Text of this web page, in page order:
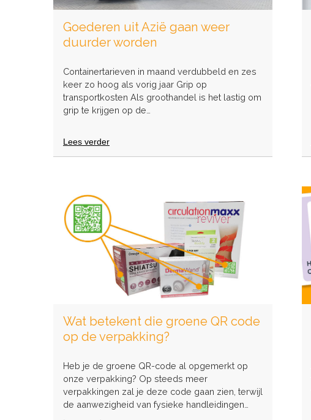
Goederen uit Azië gaan weer
duurder worden
Containertarieven in maand verdubbeld en zes
keer zo hoog als vorig jaar Grip op
transportkosten Als groothandel is het lastig om
grip te krijgen op de…
Lees verderover
worden
Wat betekent die groene QR code
op de verpakking?
Heb je de groene QR-code al opgemerkt op
onze verpakking? Op steeds meer
verpakkingen zal je deze code gaan zien, terwijl
de aanwezigheid van fysieke handleidingen…